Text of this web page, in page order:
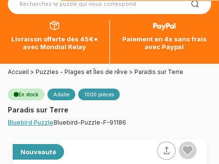
Livraison offerte dès 45€*
avec Mondial Relay
Paiement en 4x sans frais
avec Paypal
Accueil > Puzzles - Plages et Îles de rêve > Paradis sur Terre
En stock Adulte 1000 pièces
Paradis sur Terre
Bluebird PuzzleBluebird-Puzzle-F-91186
Nouveauté